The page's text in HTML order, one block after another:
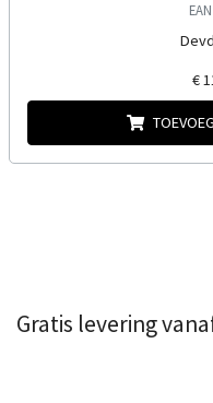
€
Gratis levering